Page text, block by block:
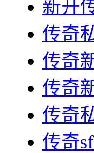
新开
传奇
传奇
传奇
传奇
传奇sf